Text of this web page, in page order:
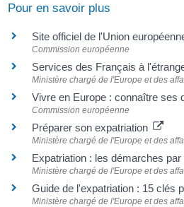
Pour en savoir plus
Site officiel de l'Union
Commission européenne
Services des Français à
Ministère chargé de l'Europe et des
Vivre en Europe : connaître ses
Commission européenne
Préparer son expatriation
Ministère chargé de l'Europe et des
Expatriation : les démarches par
Ministère chargé de l'Europe et des
Guide de l'expatriation : 15 clés
Ministère chargé de l'Europe et des